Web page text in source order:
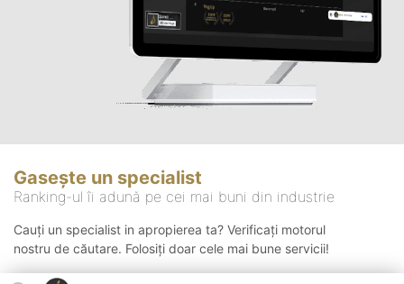
Gasește un specialist
Ranking-ul îi adună pe cei mai buni din industrie
Cauți un specialist in apropierea ta? Verificați motorul
nostru de căutare. Folosiți doar cele mai bune servicii!